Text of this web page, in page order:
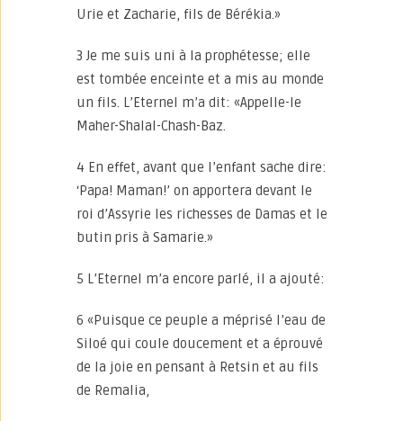
Urie et Zacharie, fils de Bérékia.»
3 Je me suis uni à la prophétesse; elle
est tombée enceinte et a mis au monde
un fils. L’Eternel m’a dit: «Appelle-le
Maher-Shalal-Chash-Baz.
4 En effet, avant que l’enfant sache dire:
‘Papa! Maman!’ on apportera devant le
roi d’Assyrie les richesses de Damas et le
butin pris à Samarie.»
5 L’Eternel m’a encore parlé, il a ajouté:
6 «Puisque ce peuple a méprisé l’eau de
Siloé qui coule doucement et a éprouvé
de la joie en pensant à Retsin et au fils
de Remalia,